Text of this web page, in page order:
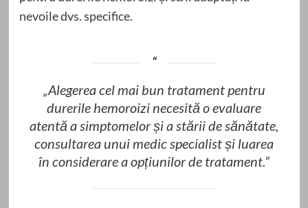
nevoile dvs. specifice.
„Alegerea cel mai bun tratament pentru
durerile hemoroizi necesită o evaluare
atentă a simptomelor și a stării de sănătate,
consultarea unui medic specialist și luarea
în considerare a opțiunilor de tratament.”